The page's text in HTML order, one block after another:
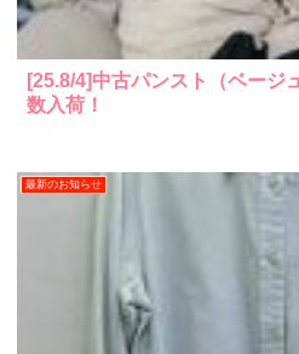
[25.8/4]中古パンスト（ベージ
数入荷！
最新のお知らせ